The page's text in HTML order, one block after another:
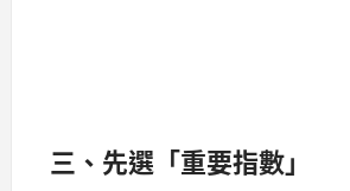
三、先選「重要指數」